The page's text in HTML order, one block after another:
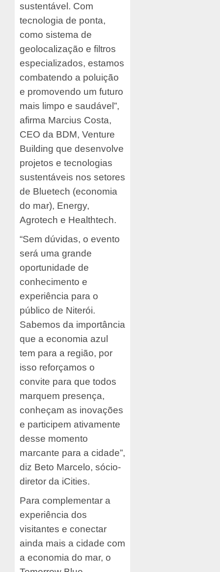
sustentável. Com
tecnologia de ponta,
como sistema de
geolocalização e filtros
especializados, estamos
combatendo a poluição
e promovendo um futuro
mais limpo e saudável”,
afirma Marcius Costa,
CEO da BDM, Venture
Building que desenvolve
projetos e tecnologias
sustentáveis nos setores
de Bluetech (economia
do mar), Energy,
Agrotech e Healthtech.
“Sem dúvidas, o evento
será uma grande
oportunidade de
conhecimento e
experiência para o
público de Niterói.
Sabemos da importância
que a economia azul
tem para a região, por
isso reforçamos o
convite para que todos
marquem presença,
conheçam as inovações
e participem ativamente
desse momento
marcante para a cidade”,
diz Beto Marcelo, sócio-
diretor da iCities.
Para complementar a
experiência dos
visitantes e conectar
ainda mais a cidade com
a economia do mar, o